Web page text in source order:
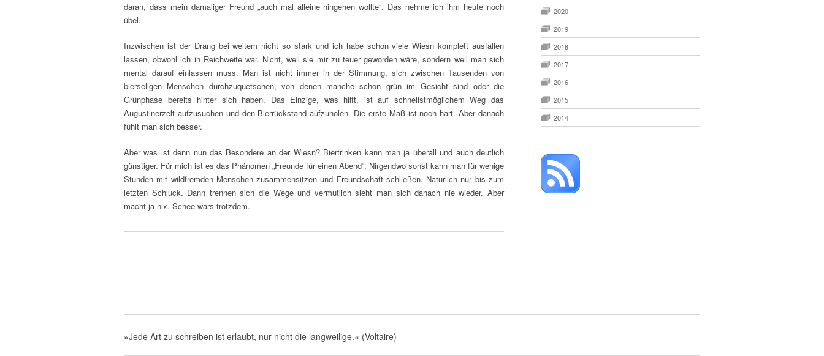
daran, dass mein damaliger Freund „auch mal alleine hingehen wollte“. Das nehme ich ihm heute noch
übel.
Inzwischen ist der Drang bei weitem nicht so stark und ich habe schon viele Wiesn komplett ausfallen
lassen, obwohl ich in Reichweite war. Nicht, weil sie mir zu teuer geworden wäre, sondern weil man sich
mental darauf einlassen muss. Man ist nicht immer in der Stimmung, sich zwischen Tausenden von
bierseligen Menschen durchzuquetschen, von denen manche schon grün im Gesicht sind oder die
Grünphase bereits hinter sich haben. Das Einzige, was hilft, ist auf schnellstmöglichem Weg das
Augustinerzelt aufzusuchen und den Bierrückstand aufzuholen. Die erste Maß ist noch hart. Aber danach
fühlt man sich besser.
Aber was ist denn nun das Besondere an der Wiesn? Biertrinken kann man ja überall und auch deutlich
günstiger. Für mich ist es das Phänomen „Freunde für einen Abend“. Nirgendwo sonst kann man für wenige
Stunden mit wildfremden Menschen zusammensitzen und Freundschaft schließen. Natürlich nur bis zum
letzten Schluck. Dann trennen sich die Wege und vermutlich sieht man sich danach nie wieder. Aber
macht ja nix. Schee wars trotzdem.
2020
2019
2018
2017
2016
2015
2014
»Jede Art zu schreiben ist erlaubt, nur nicht die langweilige.« (Voltaire)